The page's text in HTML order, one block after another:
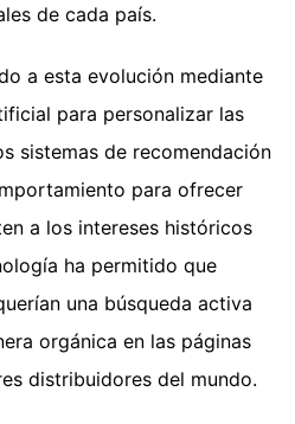
de cada país.
a esta evolución mediante
para personalizar las
sistemas de recomendación
para ofrecer
a los intereses históricos
ha permitido que
una búsqueda activa
orgánica en las páginas
distribuidores del mundo.